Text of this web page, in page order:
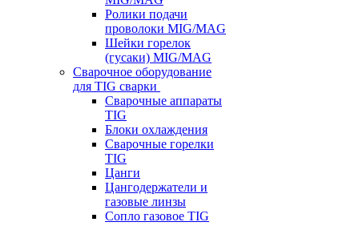
Ролики подачи
проволоки MIG/MAG
Шейки горелок
(гусаки) MIG/MAG
Сварочное оборудование
для TIG сварки
Сварочные аппараты
TIG
Блоки охлаждения
Сварочные горелки
TIG
Цанги
Цангодержатели и
газовые линзы
Сопло газовое TIG